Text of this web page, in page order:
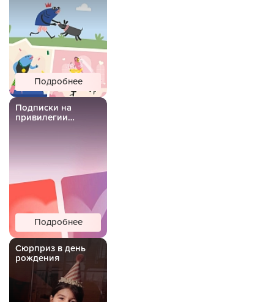
Подробнее
Подписки на
привилегии
Подробнее
Сюрприз в день
рождения